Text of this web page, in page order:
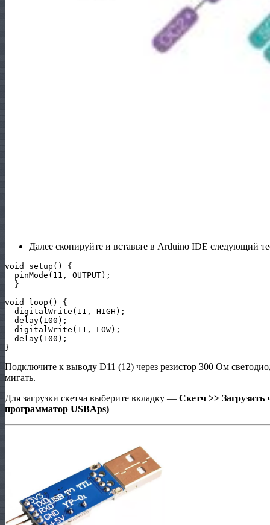
Далее скопируйте и вставьте в Arduino IDE следующий
void setup() {
pinMode(11, OUTPUT);
}
void loop() {
digitalWrite(11, HIGH);
delay(100);
digitalWrite(11, LOW);
delay(100);
}
Подключите к выводу D11 (12) через резистор 300 Ом
мигать.
Для загрузки скетча выберите вкладку — Скетч >> Загрузить
программатор USBAps)